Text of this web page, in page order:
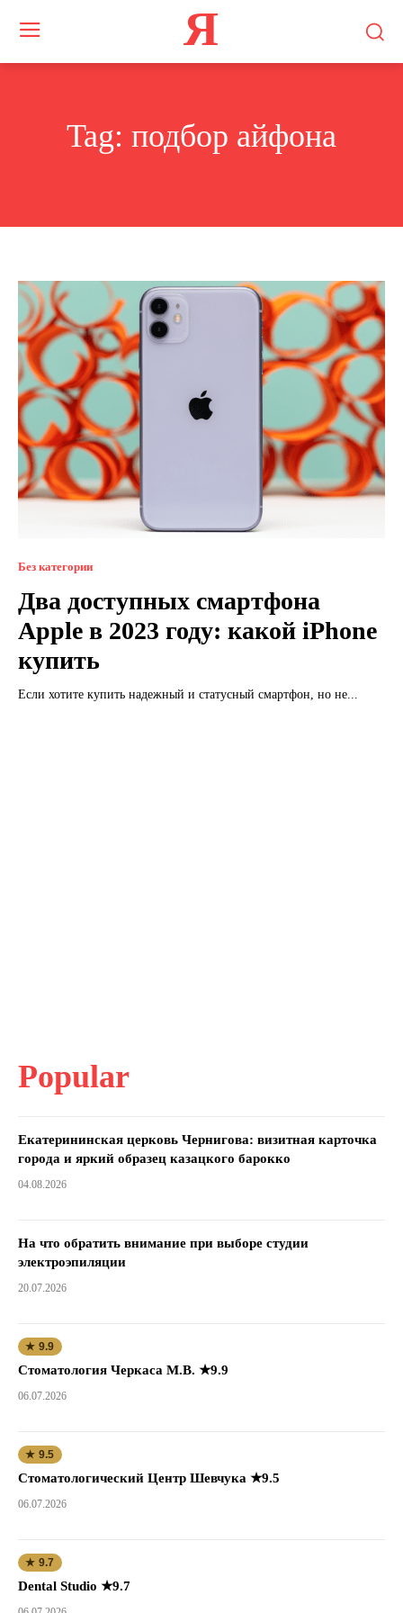
Я
Tag: подбор айфона
Без категории
Два доступных смартфона
Apple в 2023 году: какой iPhone
купить
Если хотите купить надежный и статусный смартфон, но не...
Popular
Екатерининская церковь Чернигова: визитная карточка
города и яркий образец казацкого барокко
04.08.2026
На что обратить внимание при выборе студии
электроэпиляции
20.07.2026
★ 9.9
Стоматология Черкаса М.В. ★9.9
06.07.2026
★ 9.5
Стоматологический Центр Шевчука ★9.5
06.07.2026
★ 9.7
Dental Studio ★9.7